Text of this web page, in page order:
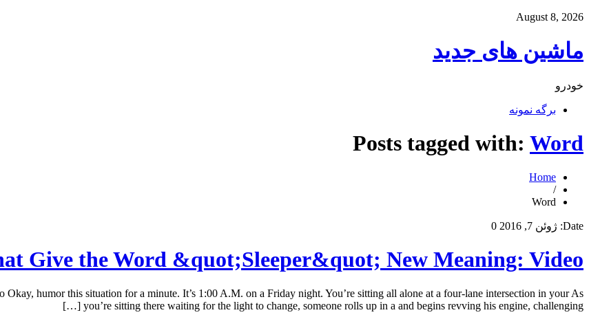
August 8, 2026
ماشین های جدید
خودرو
برگه نمونه
Posts tagged with: Word
Home
/
Word
Date: ژوئن 7, 2016 0
Give the Word &quot;Sleeper&quot; New Meaning: Video
humor this situation for a minute. It’s 1:00 A.M. on a Friday night. You’re sitting all alone at a four-lane intersection in your As
you’re sitting there waiting for the light to change, someone rolls up in a and begins revving his engine, challenging […]